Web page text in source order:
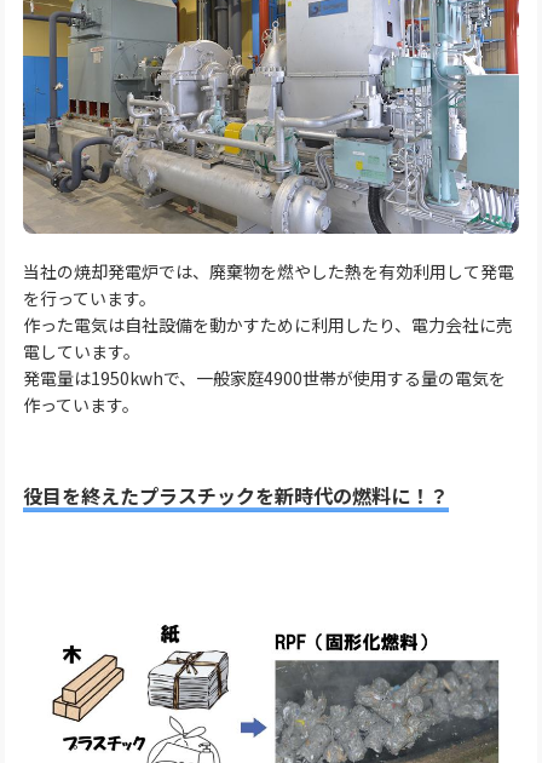
当社の焼却発電炉では、廃棄物を燃やした熱を有効利用して発電
を行っています。
作った電気は自社設備を動かすために利用したり、電力会社に売
電しています。
発電量は1950kwhで、一般家庭4900世帯が使用する量の電気を
作っています。
役目を終えたプラスチックを新時代の燃料に！？